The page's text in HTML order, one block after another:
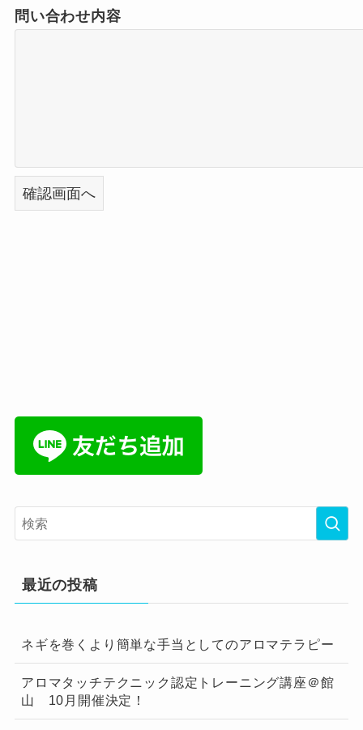
問い合わせ内容
最近の投稿
ネギを巻くより簡単な手当としてのアロマテラピー
アロマタッチテクニック認定トレーニング講座＠館
山 10月開催決定！